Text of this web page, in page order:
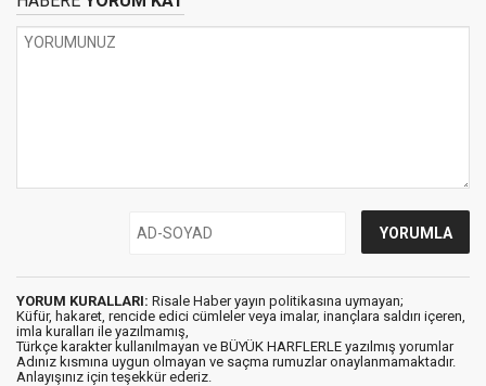
YORUM KURALLARI: Risale Haber yayın politikasına uymayan;
Küfür, hakaret, rencide edici cümleler veya imalar, inançlara saldırı içeren,
imla kuralları ile yazılmamış,
Türkçe karakter kullanılmayan ve BÜYÜK HARFLERLE yazılmış yorumlar
Adınız kısmına uygun olmayan ve saçma rumuzlar onaylanmamaktadır.
Anlayışınız için teşekkür ederiz.